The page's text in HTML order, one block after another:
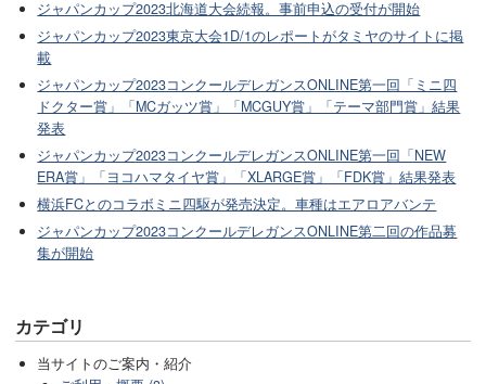
ジャパンカップ2023北海道大会続報。事前申込の受付が開始
ジャパンカップ2023東京大会1D/1のレポートがタミヤのサイトに掲
載
ジャパンカップ2023コンクールデレガンスONLINE第一回「ミニ四
ドクター賞」「MCガッツ賞」「MCGUY賞」「テーマ部門賞」結果
発表
ジャパンカップ2023コンクールデレガンスONLINE第一回「NEW
ERA賞」「ヨコハマタイヤ賞」「XLARGE賞」「FDK賞」結果発表
横浜FCとのコラボミニ四駆が発売決定。車種はエアロアバンテ
ジャパンカップ2023コンクールデレガンスONLINE第二回の作品募
集が開始
カテゴリ
当サイトのご案内・紹介